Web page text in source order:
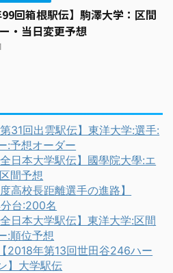
99回箱根駅伝】駒澤大学：区間
・当日変更予想
第31回出雲駅伝】東洋大学:選手:
:予想オーダー
全日本大学駅伝】國學院大學:エ
間予想
高校長距離選手の進路】
台:200名
全日本大学駅伝】東洋大学:区間
:順位予想
2018年第13回世田谷246ハー
】大学駅伝